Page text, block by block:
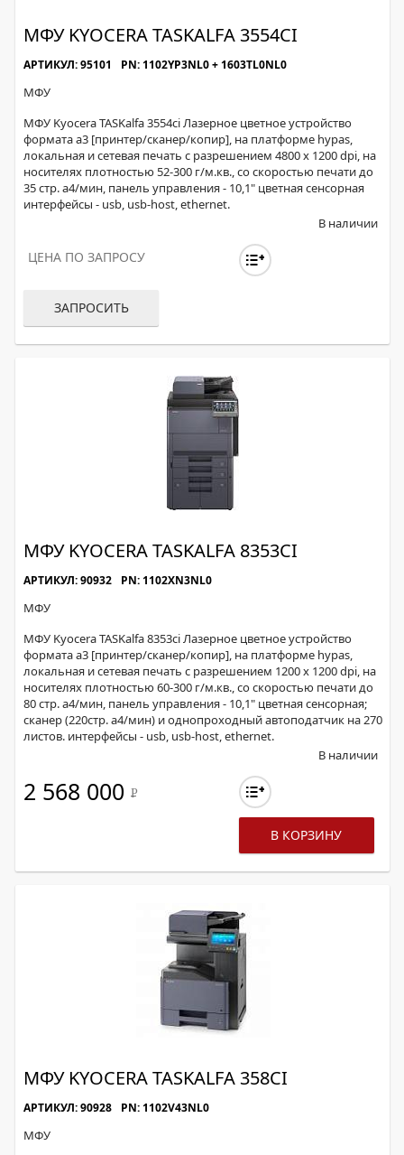
МФУ KYOCERA TASKALFA 3554CI
АРТИКУЛ: 95101 PN: 1102YP3NL0 + 1603TL0NL0
МФУ
МФУ Kyocera TASKalfa 3554ci Лазерное цветное устройство
формата a3 [принтер/сканер/копир], на платформе hypas,
локальная и сетевая печать с разрешением 4800 х 1200 dpi, на
носителях плотностью 52-300 г/м.кв., со скоростью печати до
35 стр. а4/мин, панель управления - 10,1" цветная сенсорная
интерфейсы - usb, usb-host, ethernet.
В наличии
ЦЕНА ПО ЗАПРОСУ
ЗАПРОСИТЬ
МФУ KYOCERA TASKALFA 8353CI
АРТИКУЛ: 90932 PN: 1102XN3NL0
МФУ
МФУ Kyocera TASKalfa 8353ci Лазерное цветное устройство
формата a3 [принтер/сканер/копир], на платформе hypas,
локальная и сетевая печать с разрешением 1200 x 1200 dpi, на
носителях плотностью 60-300 г/м.кв., со скоростью печати до
80 стр. а4/мин, панель управления - 10,1" цветная сенсорная;
сканер (220стр. а4/мин) и однопроходный автоподатчик на 270
листов. интерфейсы - usb, usb-host, ethernet.
В наличии
2 568 000 Р
В КОРЗИНУ
МФУ KYOCERA TASKALFA 358CI
АРТИКУЛ: 90928 PN: 1102V43NL0
МФУ